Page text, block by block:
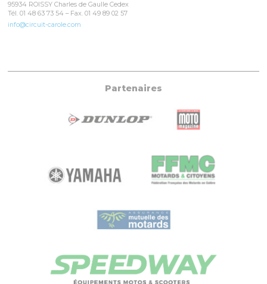
95934 ROISSY Charles de Gaulle Cedex
Tél. 01 48 63 73 54 – Fax. 01 49 89 02 57
info@circuit-carole.com
Partenaires